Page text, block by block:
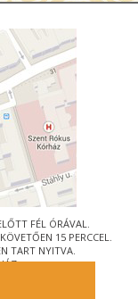
FÉL ÓRÁVAL.
15 PERCCEL.
TART NYITVA.